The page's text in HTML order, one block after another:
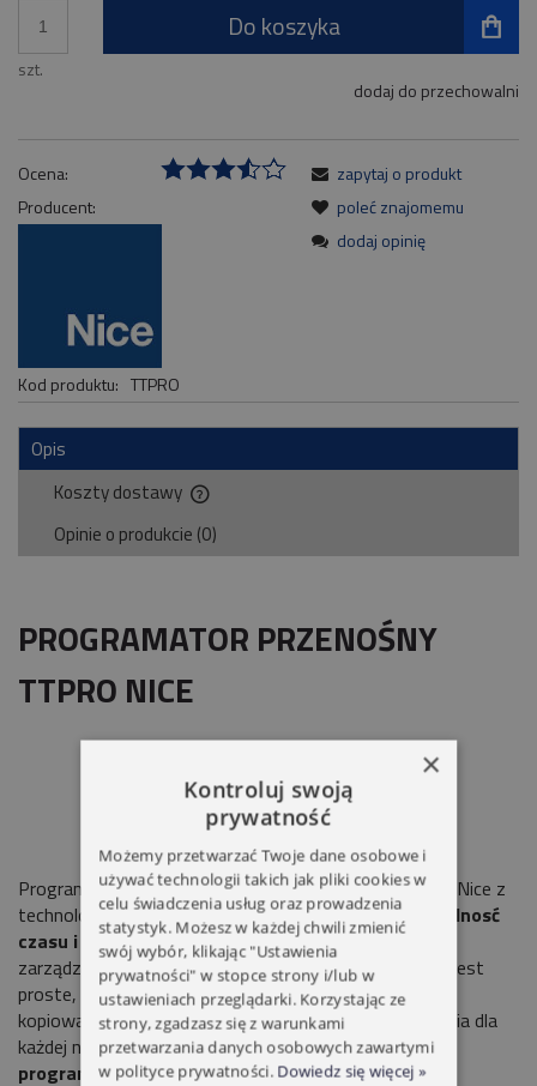
szt.
Do koszyka
dodaj do przechowalni
Ocena:
Producent:
Kod produktu: TTPRO
zapytaj o produkt
poleć znajomemu
dodaj opinię
Opis
Koszty dostawy
Cena nie zawiera ewentualnych kosztów płatności
Opinie o produkcie (0)
PROGRAMATOR PRZENOŚNY
TTPRO NICE
Programator przenośnyTTPROdla silników rurowych Nice z
technologiąTTBuslub wejściami na przyciski.Oszczędnosć
czasu i niezrównana precyzja- TTPRO upraszcza
zarządzanie systemami żaluzji i rolet: programowanie jest
proste, dzięki zapamiętywaniu ustawień, a następnie
kopiowaniu ich bez powtarzania operacji programowania dla
każdej nowej automatyki.Proste i natychmiastowe
programowanieElektronicznych krańcówek. Położeń
×
Kontroluj swoją
prywatność
Możemy przetwarzać Twoje dane osobowe i
używać technologii takich jak pliki cookies w
celu świadczenia usług oraz prowadzenia
statystyk. Możesz w każdej chwili zmienić
swój wybór, klikając "Ustawienia
prywatności" w stopce strony i/lub w
ustawieniach przeglądarki. Korzystając ze
strony, zgadzasz się z warunkami
przetwarzania danych osobowych zawartymi
w polityce prywatności. Dowiedz się więcej »